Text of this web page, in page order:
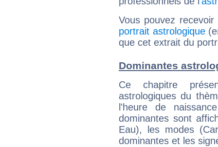
Vous pouvez
portrait astrologique
que cet extrait du
Dominantes
Ce chapitre
astrologiques du
l'heure de
dominantes sont
Eau), les modes
dominantes et les